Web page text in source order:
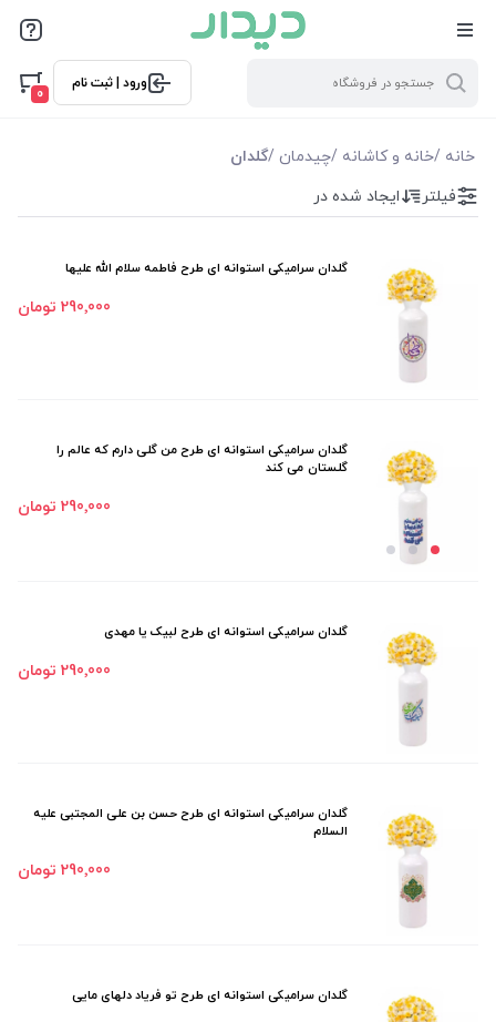
ورود | ثبت نام
0
خانه /خانه و کاشانه /چیدمان /گلدان
فیلتر بر اساس قیمت
فیلترها
موجودی
نمایش همه محصولات
فیلتر ایجاد شده در
گلدان سرامیکی استوانه ای طرح فاطمه سلام الله علیها
290٬000 تومان
گلدان سرامیکی استوانه ای طرح من گلی دارم که عالم را
گلستان می کند
290٬000 تومان
گلدان سرامیکی استوانه ای طرح لبیک یا مهدی
290٬000 تومان
گلدان سرامیکی استوانه ای طرح حسن بن علی المجتبی علیه
السلام
290٬000 تومان
گلدان سرامیکی استوانه ای طرح تو فریاد دلهای مایی